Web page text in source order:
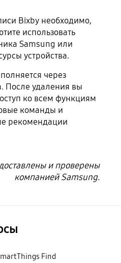
Bixby необходимо,
использовать
Samsung или
устройства.
через
После удаления вы
ко всем функциям
команды и
рекомендации
и проверены
компанией Samsung.
Find